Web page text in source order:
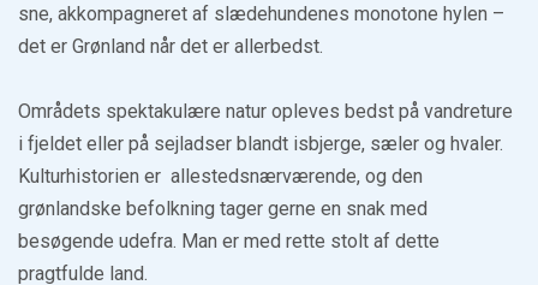
sne, akkompagneret af slædehundenes monotone hylen –
det er Grønland når det er allerbedst.
Områdets spektakulære natur opleves bedst på vandreture
i fjeldet eller på sejladser blandt isbjerge, sæler og hvaler.
Kulturhistorien er allestedsnærværende, og den
grønlandske befolkning tager gerne en snak med
besøgende udefra. Man er med rette stolt af dette
pragtfulde land.